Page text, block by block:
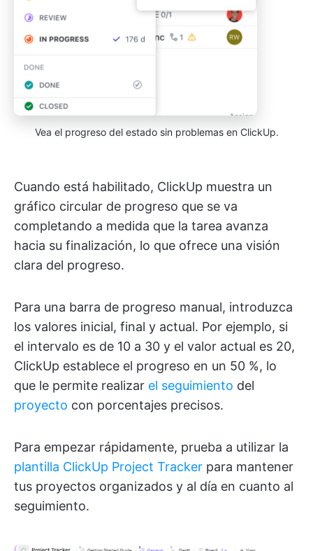
Vea el progreso del estado sin problemas en ClickUp.
Cuando está habilitado, ClickUp muestra un
gráfico circular de progreso que se va
completando a medida que la tarea avanza
hacia su finalización, lo que ofrece una visión
clara del progreso.
Para una barra de progreso manual, introduzca
los valores inicial, final y actual. Por ejemplo, si
el intervalo es de 10 a 30 y el valor actual es 20,
ClickUp establece el progreso en un 50 %, lo
que le permite realizar el seguimiento del
proyecto con porcentajes precisos.
Para empezar rápidamente, prueba a utilizar la
plantilla ClickUp Project Tracker para mantener
tus proyectos organizados y al día en cuanto al
seguimiento.